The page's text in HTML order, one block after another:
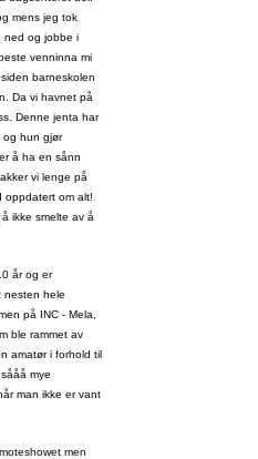
mens jeg tok
ned og jobbe i
venninna mi
barneskolen
Da vi havnet på
Denne jenta har
og hun gjør
å ha en sånn
vi lenge på
oppdatert om alt!
ikke smelte av å
år og er
nesten hele
på INC - Mela,
ble rammet av
amatør i forhold til
mye
man ikke er vant
men